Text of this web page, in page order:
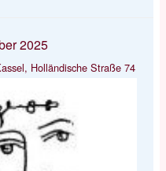
2025
Holländische Straße 74